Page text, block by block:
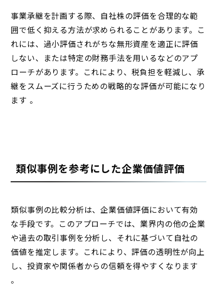
事業承継を計画する際、自社株の評価を合理的な範
囲で低く抑える方法が求められることがあります。こ
れには、過小評価されがちな無形資産を適正に評価
しない、または特定の財務手法を用いるなどのアプ
ローチがあります。これにより、税負担を軽減し、承
継をスムーズに行うための戦略的な評価が可能になり
ます 。
類似事例を参考にした企業価値評価
類似事例の比較分析は、企業価値評価において有効
な手段です。このアプローチでは、業界内の他の企業
や過去の取引事例を分析し、それに基づいて自社の
価値を推定します。これにより、評価の透明性が向上
し、投資家や関係者からの信頼を得やすくなります
。